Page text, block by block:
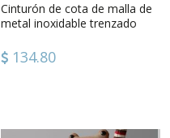
Cinturón de cota de malla de
metal inoxidable trenzado
134.80